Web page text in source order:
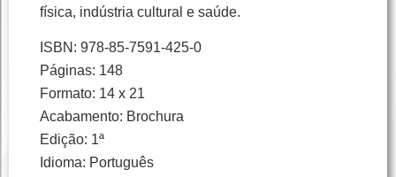
física, indústria cultural e saúde.
ISBN: 978-85-7591-425-0
Páginas: 148
Formato: 14 x 21
Acabamento: Brochura
Edição: 1ª
Idioma: Português